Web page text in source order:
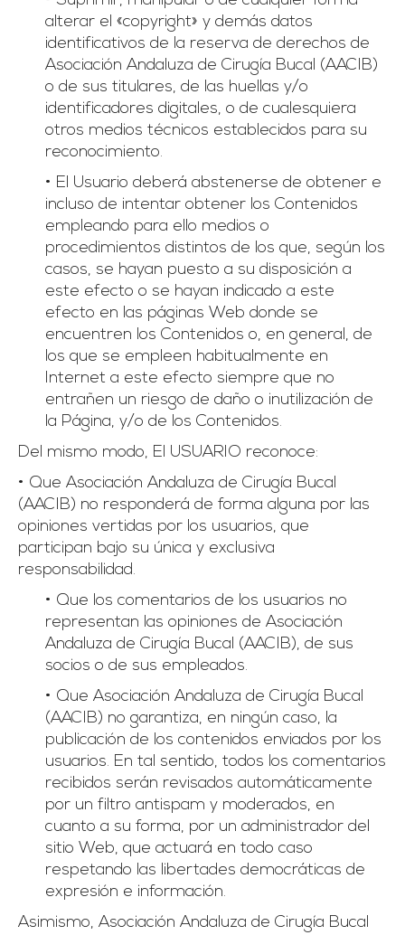
alterar el «copyright» y demás datos
identificativos de la reserva de derechos de
Asociación Andaluza de Cirugía Bucal (AACIB)
o de sus titulares, de las huellas y/o
identificadores digitales, o de cualesquiera
otros medios técnicos establecidos para su
reconocimiento.
• El Usuario deberá abstenerse de obtener e
incluso de intentar obtener los Contenidos
empleando para ello medios o
procedimientos distintos de los que, según los
casos, se hayan puesto a su disposición a
este efecto o se hayan indicado a este
efecto en las páginas Web donde se
encuentren los Contenidos o, en general, de
los que se empleen habitualmente en
Internet a este efecto siempre que no
entrañen un riesgo de daño o inutilización de
la Página, y/o de los Contenidos.
Del mismo modo, El USUARIO reconoce:
• Que Asociación Andaluza de Cirugía Bucal
(AACIB) no responderá de forma alguna por las
opiniones vertidas por los usuarios, que
participan bajo su única y exclusiva
responsabilidad.
• Que los comentarios de los usuarios no
representan las opiniones de Asociación
Andaluza de Cirugía Bucal (AACIB), de sus
socios o de sus empleados.
• Que Asociación Andaluza de Cirugía Bucal
(AACIB) no garantiza, en ningún caso, la
publicación de los contenidos enviados por los
usuarios. En tal sentido, todos los comentarios
recibidos serán revisados automáticamente
por un filtro antispam y moderados, en
cuanto a su forma, por un administrador del
sitio Web, que actuará en todo caso
respetando las libertades democráticas de
expresión e información.
Asimismo, Asociación Andaluza de Cirugía Bucal